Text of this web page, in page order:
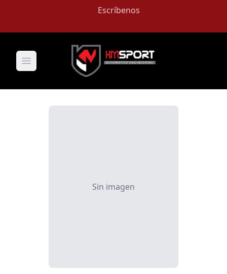
Escríbenos
Open main menu
Sin imagen